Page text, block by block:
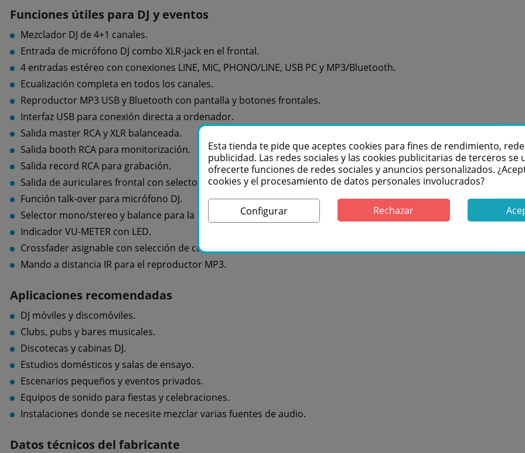
Funciones útiles para DJ y eventos
Mezclador DJ de 4+1 canales.
Entrada de micrófono DJ combo XLR-jack en el frontal.
4 entradas estéreo con conexiones LINE, MIC, PHONO/LINE, USB PC y MP3/Bluetooth.
Ecualización completa en todos los canales.
Reproductor MP3 USB y Bluetooth con pantalla y botones frontales.
Interfaz USB para conexión directa a ordenador.
Salida master RCA y XLR balanceada.
Salida booth RCA para monitorización.
Salida record RCA para grabación.
Salida de auriculares frontal con selector CUE y CUE MIX.
Función talk-over para micrófono DJ.
Selector mono/stereo y balance para la salida master.
Indicador VU-METER con LED.
Crossfader asignable con selección de curva.
Mando a distancia IR para el reproductor MP3.
Aplicaciones recomendadas
DJ móviles y discomóviles.
Clubs, pubs y bares musicales.
Discotecas y cabinas DJ.
Estudios domésticos y salas de ensayo.
Escenarios pequeños y eventos privados.
Equipos de sonido para fiestas y celebraciones.
Instalaciones donde se necesite mezclar varias fuentes de audio.
Datos técnicos del fabricante
Esta tienda te pide que aceptes cookies para fines de rendimiento,
publicidad. Las redes sociales y las cookies publicitarias de terceros se
ofrecerte funciones de redes sociales y anuncios personalizados.
cookies y el procesamiento de datos personales involucrados?
Configurar Rechazar